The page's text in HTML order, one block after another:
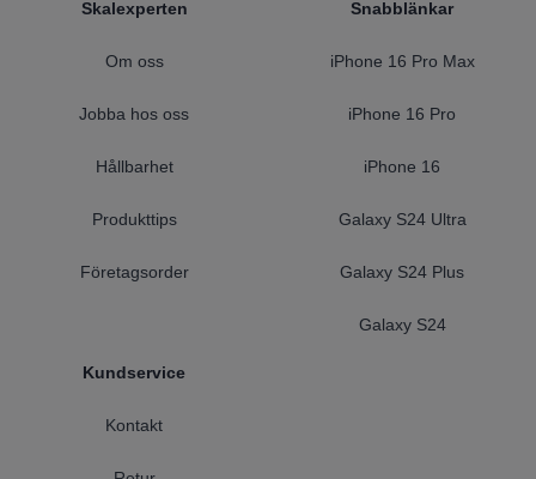
Skalexperten
Om oss
Jobba hos oss
Hållbarhet
Produkttips
Företagsorder
Kundservice
Kontakt
Snabblänkar
iPhone 16 Pro Max
iPhone 16 Pro
iPhone 16
Galaxy S24 Ultra
Galaxy S24 Plus
Galaxy S24